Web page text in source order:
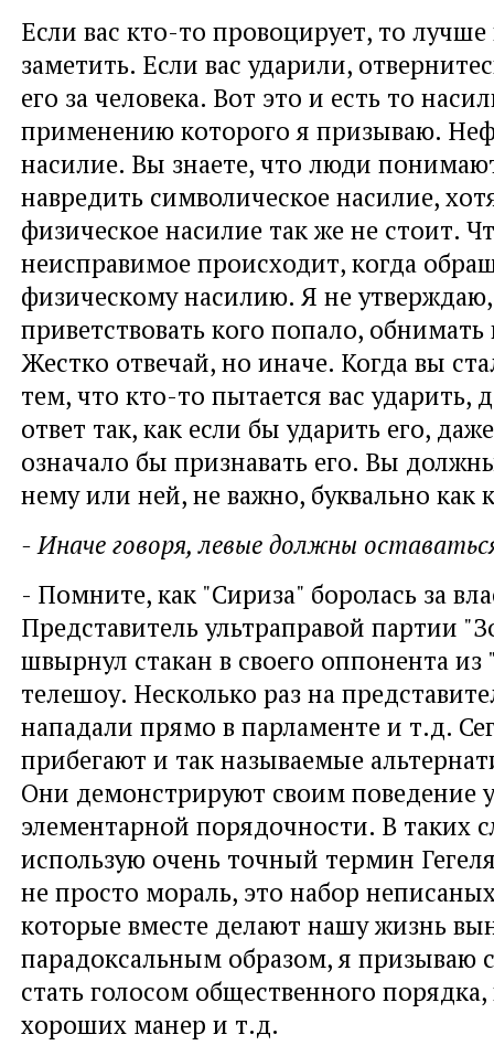
Если вас кто-то провоцирует, то лучше
заметить. Если вас ударили,
его за человека. Вот это и есть то
применению которого я призываю.
насилие. Вы знаете, что люди
навредить символическое насилие,
физическое насилие так же не стоит.
неисправимое происходит, когда
физическому насилию. Я не
приветствовать кого попало, обнимать
Жестко отвечай, но иначе. Когда вы
тем, что кто-то пытается вас ударить,
ответ так, как если бы ударить его,
означало бы признавать его. Вы
нему или ней, не важно, буквально как
- Иначе говоря, левые должны
- Помните, как "Сириза" боролась за
Представитель ультраправой партии
швырнул стакан в своего оппонента
телешоу. Несколько раз на
нападали прямо в парламенте и т.д.
прибегают и так называемые
Они демонстрируют своим поведение
элементарной порядочности. В таких
использую очень точный термин
не просто мораль, это набор
которые вместе делают нашу жизнь
парадоксальным образом, я призываю
стать голосом общественного
хороших манер и т.д.